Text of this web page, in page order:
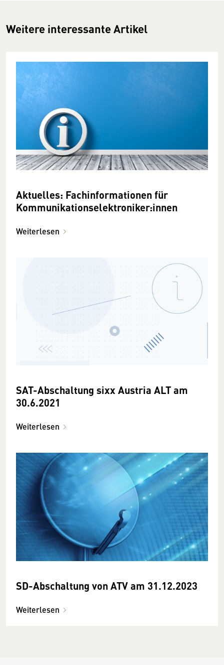
Weitere interessante Artikel
Aktuelles: Fachinformationen für
Kommunikationselektroniker:innen
Weiterlesen
SAT-Abschaltung sixx Austria ALT am
30.6.2021
Weiterlesen
SD-Abschaltung von ATV am 31.12.2023
Weiterlesen